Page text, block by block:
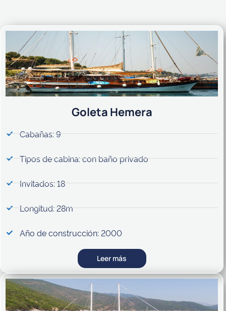
Goleta Hemera
Cabañas: 9
Tipos de cabina: con baño privado
Invitados: 18
Longitud: 28m
Año de construcción: 2000
Leer más